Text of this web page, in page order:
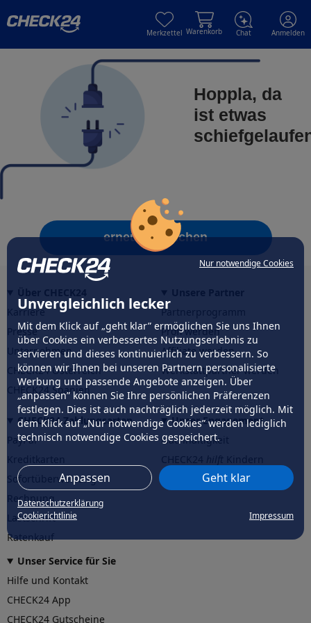
Nur notwendige Cookies
Unvergleichlich lecker
Mit dem Klick auf „geht klar” ermöglichen Sie uns Ihnen
über Cookies ein verbessertes Nutzungserlebnis zu
servieren und dieses kontinuierlich zu verbessern. So
können wir Ihnen bei unseren Partnern personalisierte
Werbung und passende Angebote anzeigen. Über
„anpassen” können Sie Ihre persönlichen Präferenzen
festlegen. Dies ist auch nachträglich jederzeit möglich. Mit
dem Klick auf „Nur notwendige Cookies” werden lediglich
technisch notwendige Cookies gespeichert.
Anpassen Geht klar
Datenschutzerklärung
Cookierichtlinie
Impressum
Merkzettel Warenkorb Chat Anmelden
Hoppla, da
ist etwas
erneut versuchen
Karriere
Presse
Unternehmen
CHECK24 Österreich
CHECK24 Spanien
Partnerprogramm
Profi werden
Affiliate werden
Werkstattpartner werden
CHECK24 Zahlungsarten
PayPal
Sofortüberweisung
Rechnung
Lastschrift
Ratenkauf
Unser Engagement
Nachhaltigkeit
CHECK24hilftder Natur
Unser Service für Sie
Hilfe und Kontakt
CHECK24 App
CHECK24 Gutscheine